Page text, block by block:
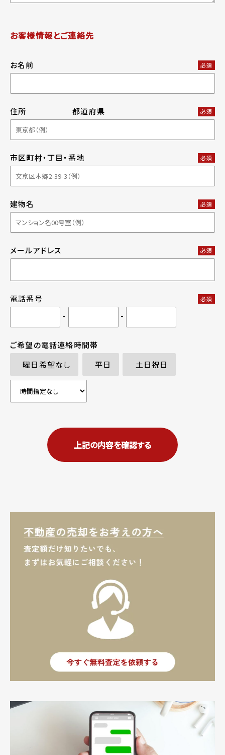
お客様情報とご連絡先
お名前 必須
住所 都道府県 必須
市区町村・丁目・番地 必須
建物名 必須
メールアドレス 必須
電話番号 必須
- -
ご希望の電話連絡時間帯
曜日希望なし
平日 土日祝日